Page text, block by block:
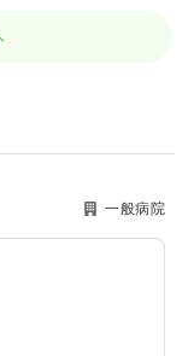
一般病院